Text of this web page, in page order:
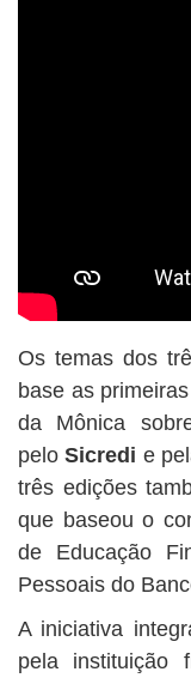
Os temas dos
base as
da Mônica
peloSicredi e
três edições
que baseou o
de Educação
Pessoais do
A iniciativa
pela instituição